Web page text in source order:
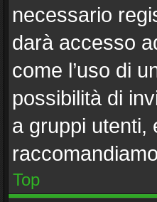
necessario
darà accesso
come l’uso di
possibilità di
a gruppi utenti,
Top